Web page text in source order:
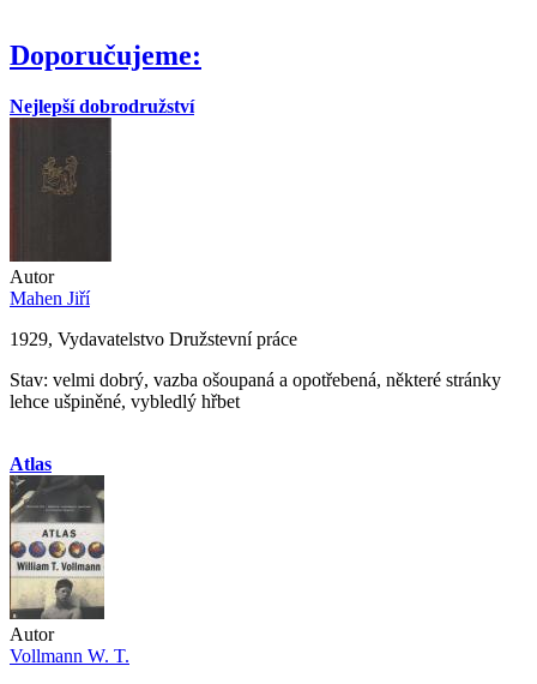
Doporučujeme:
Nejlepší dobrodružství
Autor
Mahen Jiří
1929, Vydavatelstvo Družstevní práce
Stav: velmi dobrý, vazba ošoupaná a opotřebená, některé stránky
lehce ušpiněné, vybledlý hřbet
Atlas
Autor
Vollmann W. T.